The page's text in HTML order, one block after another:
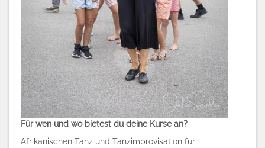
Für wen und wo bietest du deine Kurse an?
Afrikanischen Tanz und Tanzimprovisation für